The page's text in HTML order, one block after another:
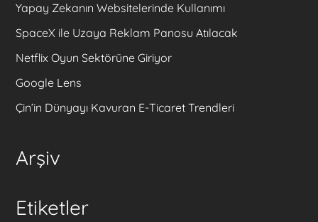
Yapay Zekanın Websitelerinde Kullanımı
SpaceX ile Uzaya Reklam Panosu Atılacak
Netflix Oyun Sektörüne Giriyor
Google Lens
Çin’in Dünyayı Kavuran E-Ticaret Trendleri
Arşiv
Etiketler